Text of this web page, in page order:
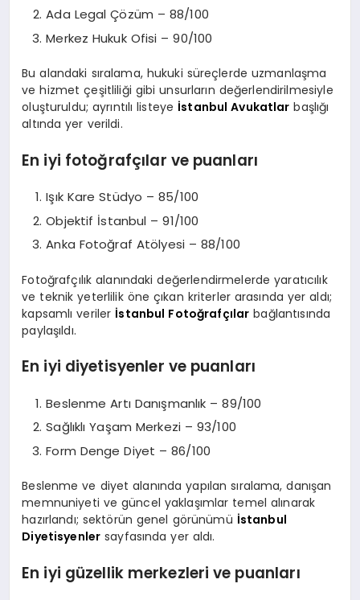
Ada Legal Çözüm – 88/100
Merkez Hukuk Ofisi – 90/100
Bu alandaki sıralama, hukuki süreçlerde uzmanlaşma
ve hizmet çeşitliliği gibi unsurların değerlendirilmesiyle
oluşturuldu; ayrıntılı listeye İstanbul Avukatlar başlığı
altında yer verildi.
En iyi fotoğrafçılar ve puanları
Işık Kare Stüdyo – 85/100
Objektif İstanbul – 91/100
Anka Fotoğraf Atölyesi – 88/100
Fotoğrafçılık alanındaki değerlendirmelerde yaratıcılık
ve teknik yeterlilik öne çıkan kriterler arasında yer aldı;
kapsamlı veriler İstanbul Fotoğrafçılar bağlantısında
paylaşıldı.
En iyi diyetisyenler ve puanları
Beslenme Artı Danışmanlık – 89/100
Sağlıklı Yaşam Merkezi – 93/100
Form Denge Diyet – 86/100
Beslenme ve diyet alanında yapılan sıralama, danışan
memnuniyeti ve güncel yaklaşımlar temel alınarak
hazırlandı; sektörün genel görünümü İstanbul
Diyetisyenler sayfasında yer aldı.
En iyi güzellik merkezleri ve puanları